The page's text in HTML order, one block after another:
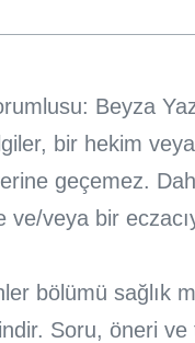
Beyza
bir hekim
geçemez.
ve/veya bir
bölümü sağlık
Soru, öneri ve